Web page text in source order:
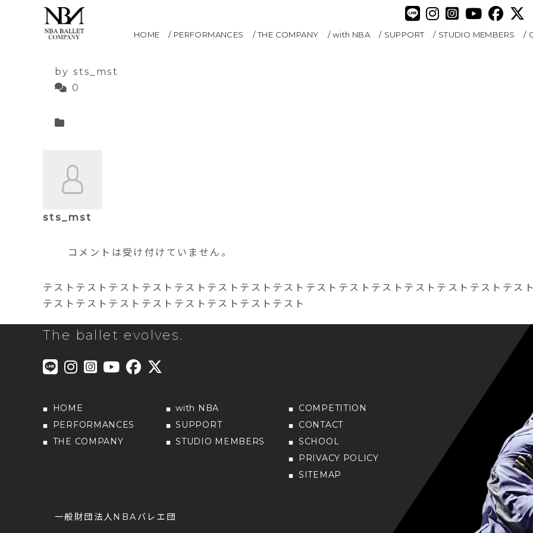
HOME PERFORMANCES THE COMPANY with NBA SUPPORT STUDIO MEMBERS
ボレロ
2021.05.12
by sts_mst
0
sts_mst
コメントは受け付けていません。
テストテストテストテストテストテストテストテストテストテストテストテストテストテストテス
テストテストテストテストテストテストテストテスト
The ballet evolves.
HOME
PERFORMANCES
THE COMPANY
with NBA
SUPPORT
STUDIO MEMBERS
COMPETITION
CONTACT
SCHOOL
PRIVACY POLICY
SITEMAP
一般財団法人NBAバレエ団